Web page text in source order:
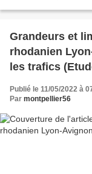
Grandeurs et
rhodanien
les trafics
Publié le 11/05/2022 à
Par montpellier56